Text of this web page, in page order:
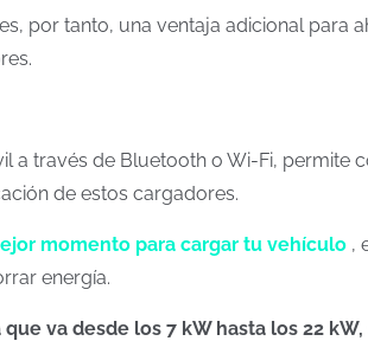
por tanto, una ventaja adicional para
a través de Bluetooth o Wi-Fi, permite
de estos cargadores.
momento para cargar tu vehículo ,
energía.
va desde los 7 kW hasta los 22 kW,